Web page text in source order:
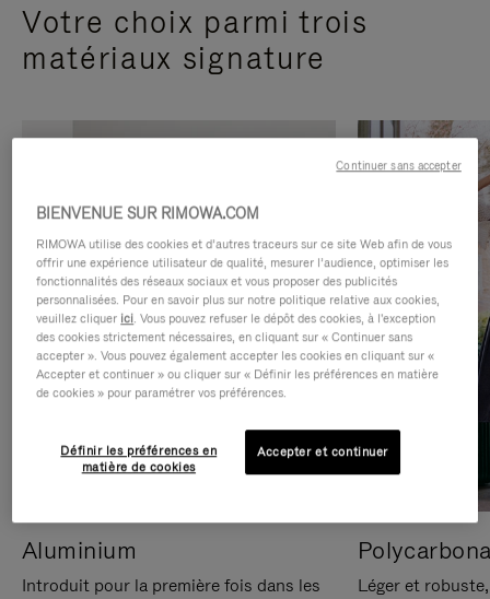
Votre choix parmi trois
matériaux signature
Aluminium
Introduit pour la première fois dans les
Léger et
BIENVENUE SUR RIMOWA.COM
RIMOWA utilise des cookies et d’autres traceurs sur ce site Web afin de vous
offrir une expérience utilisateur de qualité, mesurer l’audience, optimiser les
fonctionnalités des réseaux sociaux et vous proposer des publicités
personnalisées. Pour en savoir plus sur notre politique relative aux cookies,
veuillez cliquer ici. Vous pouvez refuser le dépôt des cookies, à l'exception
des cookies strictement nécessaires, en cliquant sur « Continuer sans
accepter ». Vous pouvez également accepter les cookies en cliquant sur «
Accepter et continuer » ou cliquer sur « Définir les préférences en matière
de cookies » pour paramétrer vos préférences.
Définir les préférences en
matière de cookies
Accepter et continuer
Continuer sans accepter